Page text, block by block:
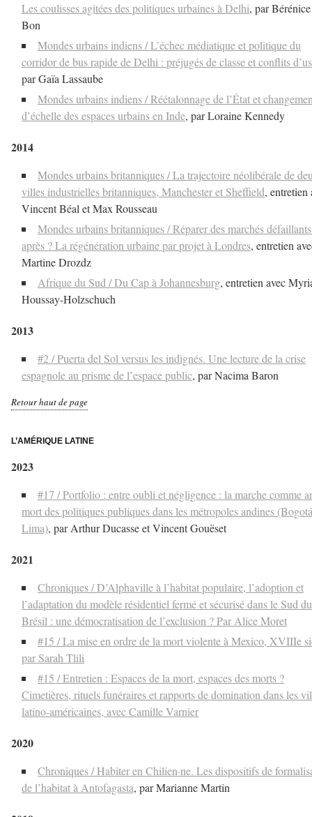
Les coulisses agitées des politiques urbaines à Delhi, par Bérénice
Bon
Mondes urbains indiens / L’échec médiatique et politique du
corridor de bus rapide de Delhi : préjugés de classe et conflits
par Gaïa Lassaube
Mondes urbains indiens / Réétalonnage de l’État et
d’échelle des espaces urbains en Inde, par Loraine Kennedy
2014
Mondes urbains britanniques / La trajectoire néolibérale de
villes industrielles britanniques, Manchester et Sheffield, entretien
Vincent Béal et Max Rousseau
Mondes urbains britanniques / Réparer des marchés
après ? La régénération urbaine par projet à Londres, entretien
Martine Drozdz
Afrique du Sud / Du Cap à Johannesburg, entretien avec
Houssay-Holzschuch
2013
#2 / Puerta del Sol versus les indignés. Une lecture de la crise
espagnole au prisme de l’espace public, par Nacima Baron
Retour haut de page
L’AMÉRIQUE LATINE
2023
#17 / Portfolio : entre oubli et négligence : la marche comme
mort des politiques publiques dans les métropoles andines
Lima), par Arthur Ducasse et Vincent Gouëset
2021
Chroniques / D’Alphaville à l’habitat populaire, l’adoption et
l’adaptation du modèle résidentiel fermé et sécurisé dans le Sud du
Brésil : une démocratisation de l’exclusion ? Par Alice Moret
#15 / La mise en ordre de la mort violente à Mexico, XVIIIe
par Sarah Tlili
#15 / Entretien : Espaces de la mort, espaces des morts ?
Cimetières, rituels funéraires et rapports de domination dans les
latino-américaines, avec Camille Varnier
2020
Chroniques / Habiter en Chilien·ne. Les dispositifs de
de l’habitat à Antofagasta, par Marianne Martin